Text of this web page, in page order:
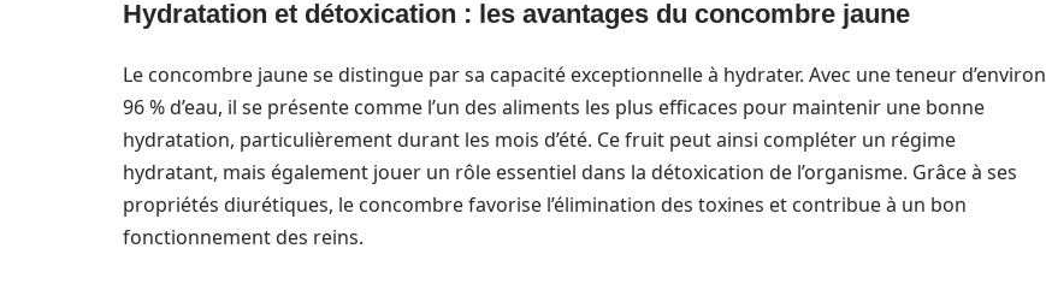
Hydratation et détoxication : les avantages du concombre jaune
Le concombre jaune se distingue par sa capacité exceptionnelle à hydrater. Avec une teneur d’environ
96 % d’eau, il se présente comme l’un des aliments les plus efficaces pour maintenir une bonne
hydratation, particulièrement durant les mois d’été. Ce fruit peut ainsi compléter un régime
hydratant, mais également jouer un rôle essentiel dans la détoxication de l’organisme. Grâce à ses
propriétés diurétiques, le concombre favorise l’élimination des toxines et contribue à un bon
fonctionnement des reins.